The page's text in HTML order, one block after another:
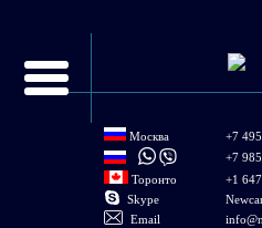
содержанию
Москва
+7
+7
Торонто
+1
Skype
Email